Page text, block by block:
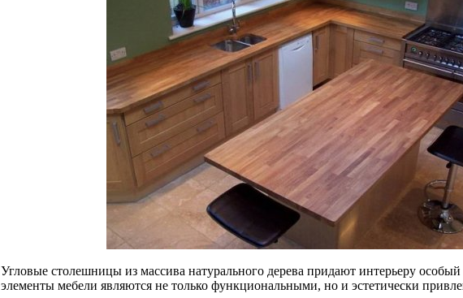
Угловые столешницы из массива натурального дерева придают интерьеру
элементы мебели являются не только функциональными, но и эстетически